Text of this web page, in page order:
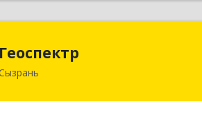
Геоспектр
446001, Самарская обл, Сызрань г,